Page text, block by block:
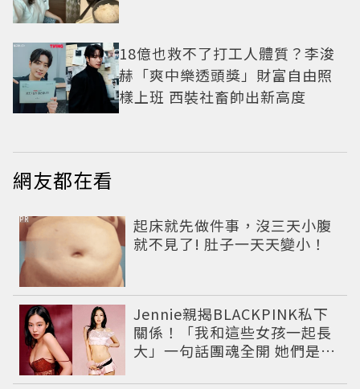
18億也救不了打工人體質？李浚
赫「爽中樂透頭獎」財富自由照
樣上班 西裝社畜帥出新高度
網友都在看
起床就先做件事，沒三天小腹
就不見了! 肚子一天天變小！
PR
Jennie親揭BLACKPINK私下
關係！「我和這些女孩一起長
大」一句話團魂全開 她們是彼